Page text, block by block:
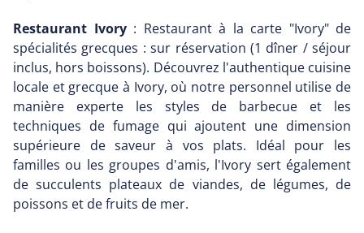
Restaurant Ivory: Restaurant à la carte "Ivory" de
spécialités grecques : sur réservation (1 dîner / séjour
inclus, hors boissons). Découvrez l'authentique cuisine
locale et grecque à Ivory, où notre personnel utilise de
manière experte les styles de barbecue et les
techniques de fumage qui ajoutent une dimension
supérieure de saveur à vos plats. Idéal pour les
familles ou les groupes d'amis, l'Ivory sert également
de succulents plateaux de viandes, de légumes, de
poissons et de fruits de mer.